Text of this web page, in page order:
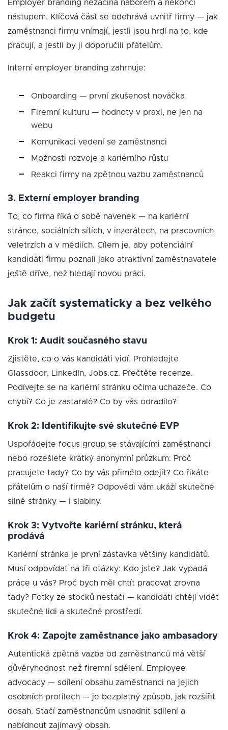
Employer branding nezačíná náborem a nekončí
nástupem. Klíčová část se odehrává uvnitř firmy — jak
zaměstnanci firmu vnímají, jestli jsou hrdí na to, kde
pracují, a jestli by ji doporučili přátelům.
Interní employer branding zahrnuje:
Onboarding — první zkušenost nováčka
Firemní kulturu — hodnoty v praxi, ne jen na
webu
Komunikaci vedení se zaměstnanci
Možnosti rozvoje a kariérního růstu
Reakci firmy na zpětnou vazbu zaměstnanců
3. Externí employer branding
To, co firma říká o sobě navenek — na kariérní
stránce, sociálních sítích, v inzerátech, na pracovních
veletrzích a v médiích. Cílem je, aby potenciální
kandidáti firmu poznali jako atraktivní zaměstnavatele
ještě dříve, než hledají novou práci.
Jak začít systematicky a bez velkého
budgetu
Krok 1: Audit současného stavu
Zjistěte, co o vás kandidáti vidí. Prohledejte
Glassdoor, LinkedIn, Jobs.cz. Přečtěte recenze.
Podívejte se na kariérní stránku očima uchazeče. Co
chybí? Co je zastaralé? Co by vás odradilo?
Krok 2: Identifikujte své skutečné EVP
Uspořádejte focus group se stávajícími zaměstnanci
nebo rozešlete krátký anonymní průzkum: Proč
pracujete tady? Co by vás přimělo odejít? Co říkáte
přátelům o naší firmě? Odpovědi vám ukáží skutečné
silné stránky — i slabiny.
Krok 3: Vytvořte kariérní stránku, která
prodává
Kariérní stránka je první zástavka většiny kandidátů.
Musí odpovídat na tři otázky: Kdo jste? Jak vypadá
práce u vás? Proč bych měl chtít pracovat zrovna
tady? Fotky ze stocků nestačí — kandidáti chtějí vidět
skutečné lidi a skutečné prostředí.
Krok 4: Zapojte zaměstnance jako ambasadory
Autentická zpětná vazba od zaměstnanců má větší
důvěryhodnost než firemní sdělení. Employee
advocacy — sdílení obsahu zaměstnanci na jejich
osobních profilech — je bezplatný způsob, jak rozšířit
dosah. Stačí zaměstnancům usnadnit sdílení a
nabídnout zajímavý obsah.